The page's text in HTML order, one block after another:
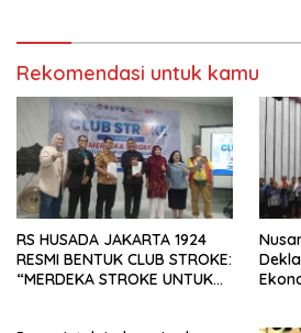
Pengembangan Organisasi
KBI yang Berbasis Riset di
Mancanegara”.
RUU
Rekomendasi untuk kamu
RS HUSADA JAKARTA 1924
RESMI BENTUK CLUB STROKE:
“MERDEKA STROKE UNTUK